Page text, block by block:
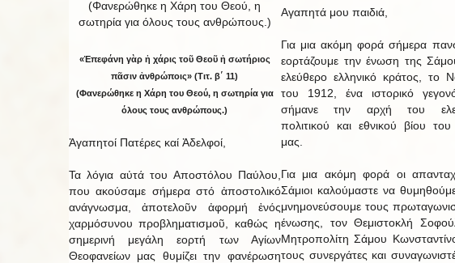
«Ἐπεφάνη γὰρ ἡ χάρις τοῦ Θεοῦ ἡ σωτήριος
πᾶσιν ἀνθρώποις» (Τιτ. β΄ 11)
(Φανερώθηκε η Χάρη του Θεού, η σωτηρία για
όλους τους ανθρώπους.)
Ἀγαπητοί Πατέρες καί Ἀδελφοί,
Τα λόγια αὐτά του Αποστόλου Παύλου,
που ακούσαμε σήμερα στό ἀποστολικό
ανάγνωσμα, ἀποτελοῦν ἀφορμή ἑνός
χαρμόσυνου προβληματισμοῦ, καθώς η
σημερινή μεγάλη εορτή των Αγίων
Θεοφανείων μας θυμίζει την φανέρωση
Αγαπητά μου παιδιά,
Για μια ακόμη φορά σήμερα
εορτάζουμε την ένωση της
ελεύθερο ελληνικό κράτος, το
του 1912, ένα ιστορικό
σήμανε την αρχή του
πολιτικού και εθνικού βίου
μας.
Για μια ακόμη φορά οι
Σάμιοι καλούμαστε να
μνημονεύσουμε τους
ένωσης, τον Θεμιστοκλή
Μητροπολίτη Σάμου
τους συνεργάτες και